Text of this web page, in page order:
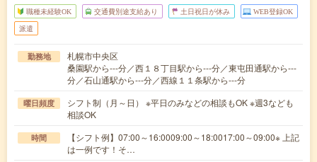
職種未経験OK 交通費別途支給あり 土日祝日が休み WEB登録OK
派遣
勤務地
札幌市中央区
桑園駅から---分／西１８丁目駅から---分／東屯田通駅から---
分／石山通駅から---分／西線１１条駅から---分
曜日頻度
シフト制（月～日） ※平日のみなどの相談もOK ※週3なども
相談OK
時間
【シフト例】07:00～16:0009:00～18:0017:00～09:00※ 上記
は一例です！そ…